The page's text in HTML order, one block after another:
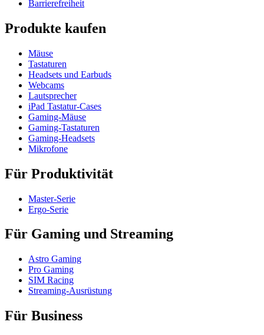
Barrierefreiheit
Produkte kaufen
Mäuse
Tastaturen
Headsets und Earbuds
Webcams
Lautsprecher
iPad Tastatur-Cases
Gaming-Mäuse
Gaming-Tastaturen
Gaming-Headsets
Mikrofone
Für Produktivität
Master-Serie
Ergo-Serie
Für Gaming und Streaming
Astro Gaming
Pro Gaming
SIM Racing
Streaming-Ausrüstung
Für Business